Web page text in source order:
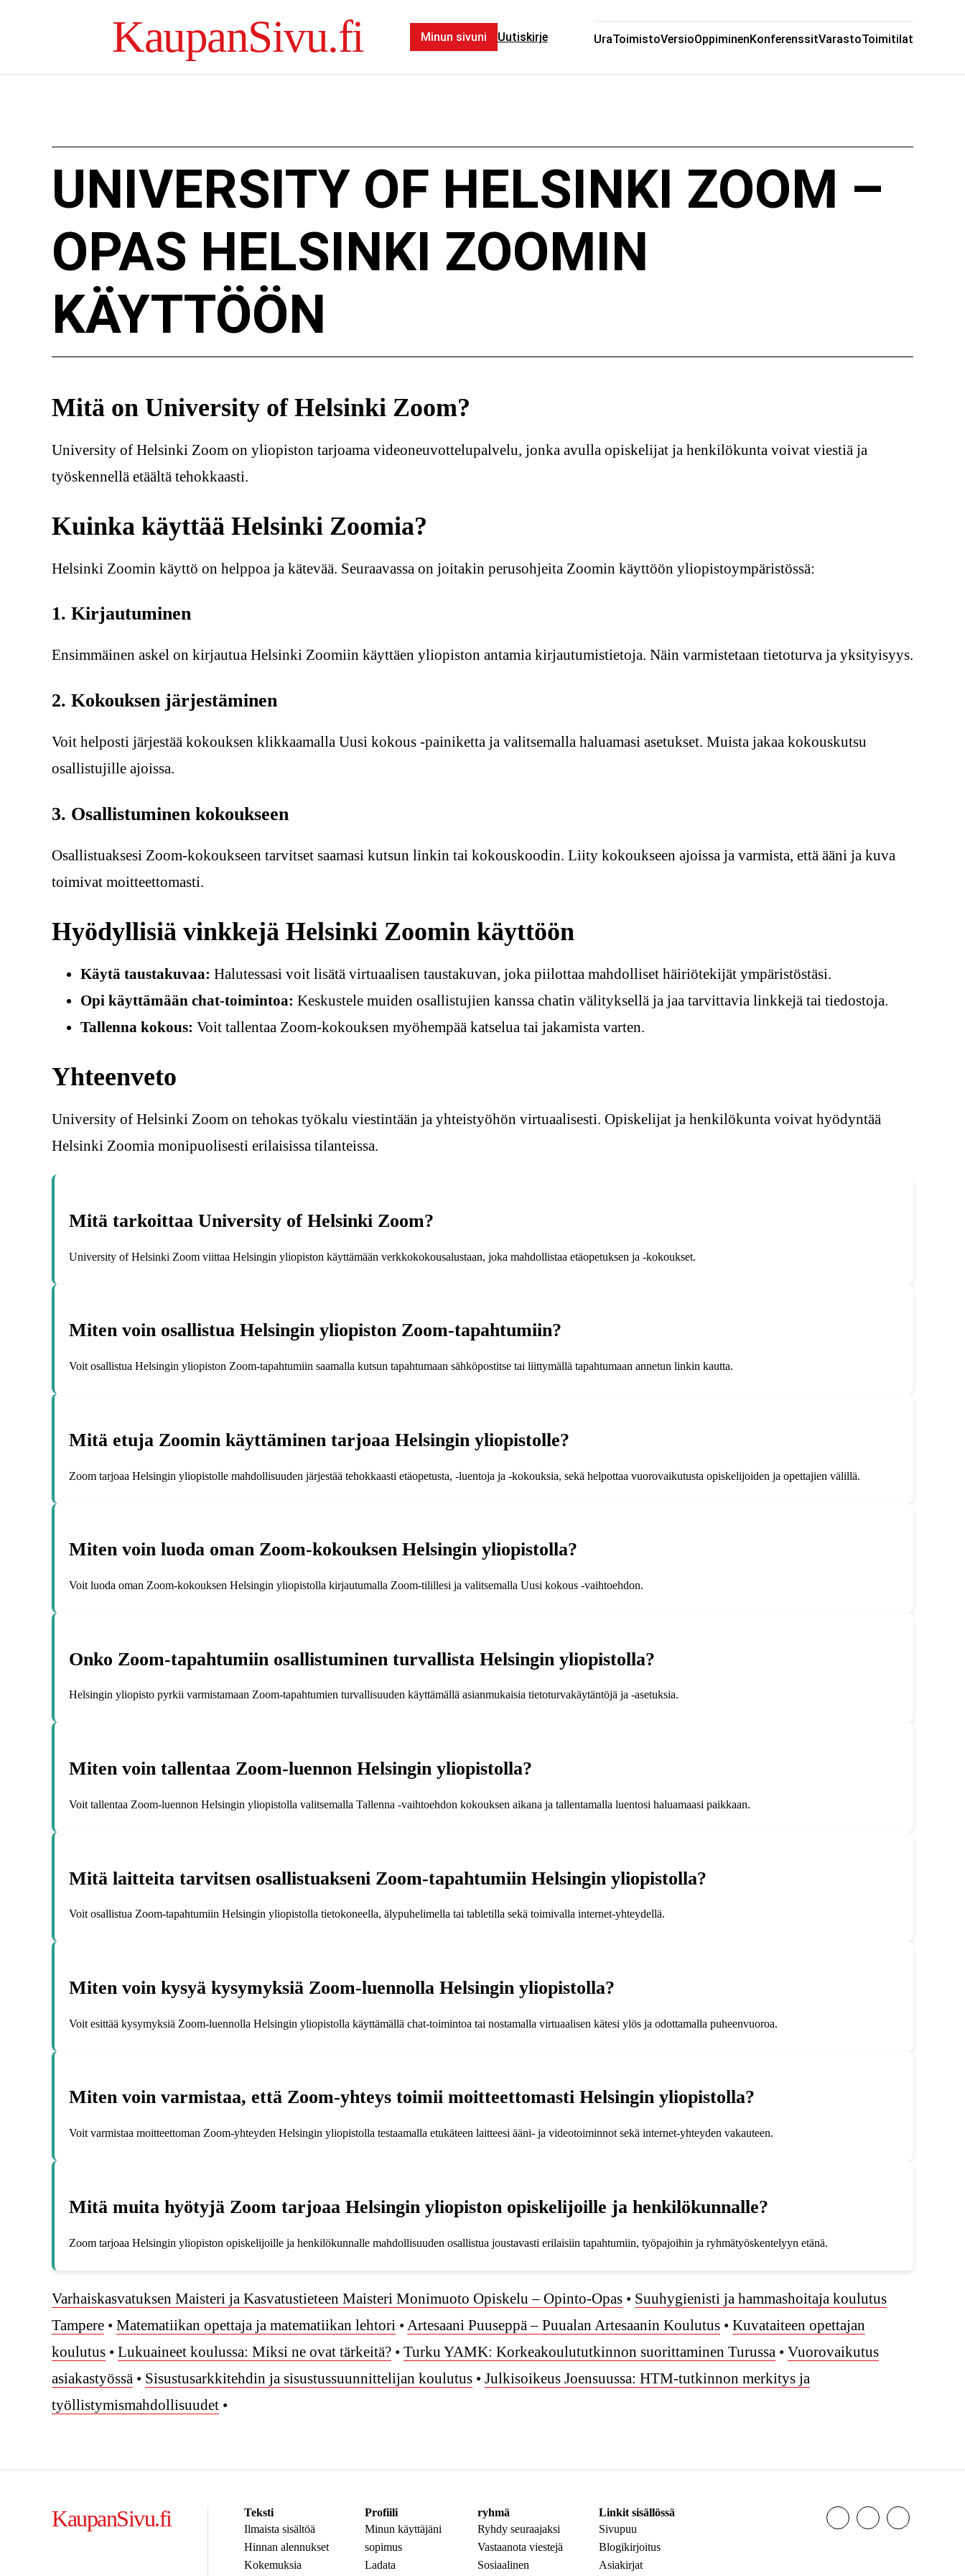
KaupanSivu.fi UraToimistoVersioOppiminenKonferenssitVarastoToimitilat
Minun sivuni Uutiskirje
UNIVERSITY OF HELSINKI ZOOM –
OPAS HELSINKI ZOOMIN
KÄYTTÖÖN
Mitä on University of Helsinki Zoom?
University of Helsinki Zoom on yliopiston tarjoama videoneuvottelupalvelu, jonka avulla opiskelijat ja henkilökunta voivat viestiä ja
työskennellä etäältä tehokkaasti.
Kuinka käyttää Helsinki Zoomia?
Helsinki Zoomin käyttö on helppoa ja kätevää. Seuraavassa on joitakin perusohjeita Zoomin käyttöön yliopistoympäristössä:
1. Kirjautuminen
Ensimmäinen askel on kirjautua Helsinki Zoomiin käyttäen yliopiston antamia kirjautumistietoja. Näin varmistetaan tietoturva ja yksityisyys.
2. Kokouksen järjestäminen
Voit helposti järjestää kokouksen klikkaamalla Uusi kokous -painiketta ja valitsemalla haluamasi asetukset. Muista jakaa kokouskutsu
osallistujille ajoissa.
3. Osallistuminen kokoukseen
Osallistuaksesi Zoom-kokoukseen tarvitset saamasi kutsun linkin tai kokouskoodin. Liity kokoukseen ajoissa ja varmista, että ääni ja kuva
toimivat moitteettomasti.
Hyödyllisiä vinkkejä Helsinki Zoomin käyttöön
Käytä taustakuvaa: Halutessasi voit lisätä virtuaalisen taustakuvan, joka piilottaa mahdolliset häiriötekijät ympäristöstäsi.
Opi käyttämään chat-toimintoa: Keskustele muiden osallistujien kanssa chatin välityksellä ja jaa tarvittavia linkkejä tai tiedostoja.
Tallenna kokous: Voit tallentaa Zoom-kokouksen myöhempää katselua tai jakamista varten.
Yhteenveto
University of Helsinki Zoom on tehokas työkalu viestintään ja yhteistyöhön virtuaalisesti. Opiskelijat ja henkilökunta voivat hyödyntää
Helsinki Zoomia monipuolisesti erilaisissa tilanteissa.
Mitä tarkoittaa University of Helsinki Zoom?
University of Helsinki Zoom viittaa Helsingin yliopiston käyttämään verkkokokousalustaan, joka mahdollistaa etäopetuksen ja -kokoukset.
Miten voin osallistua Helsingin yliopiston Zoom-tapahtumiin?
Voit osallistua Helsingin yliopiston Zoom-tapahtumiin saamalla kutsun tapahtumaan sähköpostitse tai liittymällä tapahtumaan annetun linkin kautta.
Mitä etuja Zoomin käyttäminen tarjoaa Helsingin yliopistolle?
Zoom tarjoaa Helsingin yliopistolle mahdollisuuden järjestää tehokkaasti etäopetusta, -luentoja ja -kokouksia, sekä helpottaa vuorovaikutusta opiskelijoiden ja opettajien välillä.
Miten voin luoda oman Zoom-kokouksen Helsingin yliopistolla?
Voit luoda oman Zoom-kokouksen Helsingin yliopistolla kirjautumalla Zoom-tilillesi ja valitsemalla Uusi kokous -vaihtoehdon.
Onko Zoom-tapahtumiin osallistuminen turvallista Helsingin yliopistolla?
Helsingin yliopisto pyrkii varmistamaan Zoom-tapahtumien turvallisuuden käyttämällä asianmukaisia tietoturvakäytäntöjä ja -asetuksia.
Miten voin tallentaa Zoom-luennon Helsingin yliopistolla?
Voit tallentaa Zoom-luennon Helsingin yliopistolla valitsemalla Tallenna -vaihtoehdon kokouksen aikana ja tallentamalla luentosi haluamaasi paikkaan.
Mitä laitteita tarvitsen osallistuakseni Zoom-tapahtumiin Helsingin yliopistolla?
Voit osallistua Zoom-tapahtumiin Helsingin yliopistolla tietokoneella, älypuhelimella tai tabletilla sekä toimivalla internet-yhteydellä.
Miten voin kysyä kysymyksiä Zoom-luennolla Helsingin yliopistolla?
Voit esittää kysymyksiä Zoom-luennolla Helsingin yliopistolla käyttämällä chat-toimintoa tai nostamalla virtuaalisen kätesi ylös ja odottamalla puheenvuoroa.
Miten voin varmistaa, että Zoom-yhteys toimii moitteettomasti Helsingin yliopistolla?
Voit varmistaa moitteettoman Zoom-yhteyden Helsingin yliopistolla testaamalla etukäteen laitteesi ääni- ja videotoiminnot sekä internet-yhteyden vakauteen.
Mitä muita hyötyjä Zoom tarjoaa Helsingin yliopiston opiskelijoille ja henkilökunnalle?
Zoom tarjoaa Helsingin yliopiston opiskelijoille ja henkilökunnalle mahdollisuuden osallistua joustavasti erilaisiin tapahtumiin, työpajoihin ja ryhmätyöskentelyyn etänä.
Varhaiskasvatuksen Maisteri ja Kasvatustieteen Maisteri Monimuoto Opiskelu – Opinto-Opas • Suuhygienisti ja hammashoitaja koulutus
Tampere • Matematiikan opettaja ja matematiikan lehtori • Artesaani Puuseppä – Puualan Artesaanin Koulutus • Kuvataiteen opettajan
koulutus • Lukuaineet koulussa: Miksi ne ovat tärkeitä? • Turku YAMK: Korkeakoulututkinnon suorittaminen Turussa • Vuorovaikutus
asiakastyössä • Sisustusarkkitehdin ja sisustussuunnittelijan koulutus • Julkisoikeus Joensuussa: HTM-tutkinnon merkitys ja
työllistymismahdollisuudet •
KaupanSivu.fi
Teksti
Ilmaista sisältöä
Hinnan alennukset
Kokemuksia
Profiili
Minun käyttäjäni
sopimus
Ladata
ryhmä
Ryhdy seuraajaksi
Vastaanota viestejä
Sosiaalinen
Linkit sisällössä
Sivupuu
Blogikirjoitus
Asiakirjat